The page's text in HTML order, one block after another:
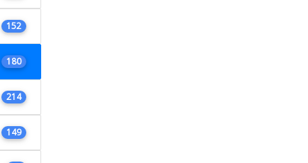
152
180
214
149